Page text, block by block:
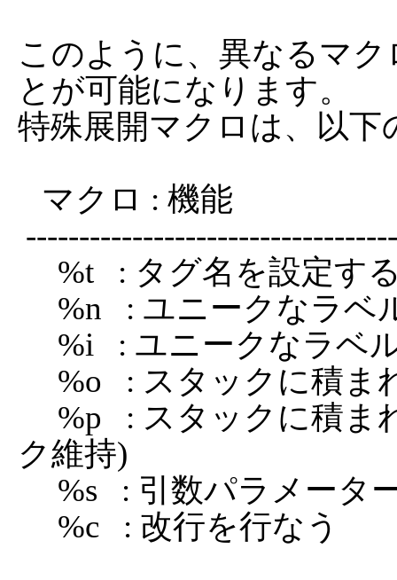
このように、異なるマ
とが可能になります。
特殊展開マクロは、以
ク維持)